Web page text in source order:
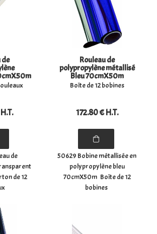
de
H.T.
de
de 12
Rouleau de
polypropylène métallisé
Bleu 70cmX50m
Boîte de 12 bobines
172.80€ H.T.
50629 Bobine métallisée en
polypropylène bleu
70cmX50m Boîte de 12
bobines